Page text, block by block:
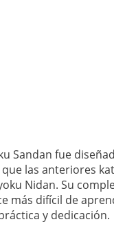
Sandan fue
las anteriores
Nidan. Su
más difícil de
y dedicación.